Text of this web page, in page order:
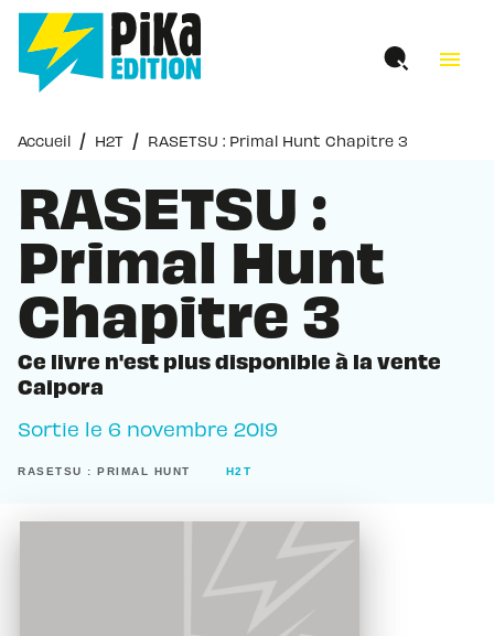
MENU RECHERCHE
PIED DE PAGE
menu
Accueil / H2T / RASETSU : Primal Hunt Chapitre 3
RASETSU :
Primal Hunt
Chapitre 3
Ce livre n'est plus disponible à la vente
Caipora
Sortie le 6 novembre 2019
RASETSU : PRIMAL HUNT H2T